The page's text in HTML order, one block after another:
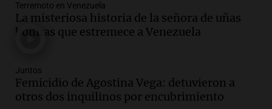
Episodios
Audio.Solicitan quiebra de Lebron
Group en medio de una investigación
Panorama Federal
Episodios
Audio.Detienen a pareja en Alderete por
Terremoto en Venezuela
La misteriosa historia de la señora de uñas
bonitas que estremece a Venezuela
Juntos
Femicidio de Agostina Vega: detuvieron a
otros dos inquilinos por encubrimiento